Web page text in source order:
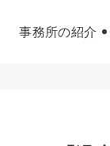
事務所の紹介